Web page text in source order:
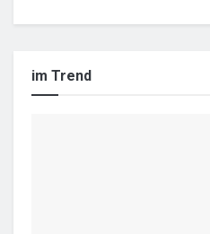
im Trend